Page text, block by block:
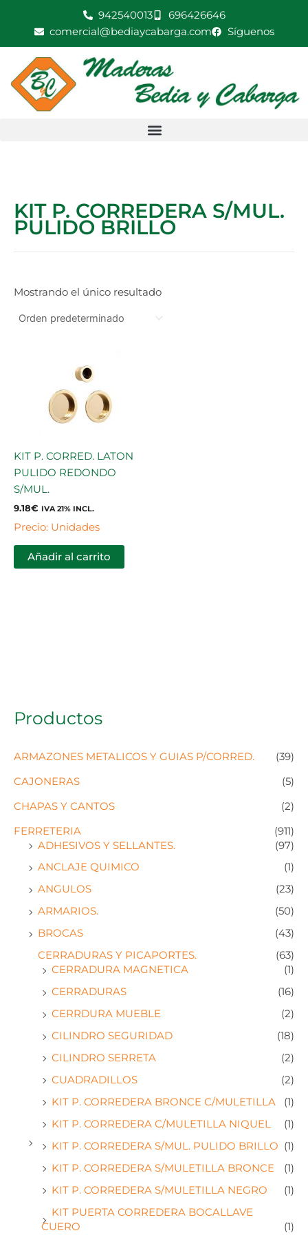
942540013
696426646
comercial@bediaycabarga.com
Síguenos
Productos
ARMAZONES METALICOS Y GUIAS P/CORRED.
(39)
CAJONERAS
(5)
CHAPAS Y CANTOS
(2)
FERRETERIA
(911)
ADHESIVOS Y SELLANTES.
(97)
ANCLAJE QUIMICO
(1)
ANGULOS
(23)
ARMARIOS.
(50)
BROCAS
(43)
CERRADURAS Y PICAPORTES.
(63)
CERRADURA MAGNETICA
(1)
CERRADURAS
(16)
CERRDURA MUEBLE
(2)
CILINDRO SEGURIDAD
(18)
CILINDRO SERRETA
(2)
CUADRADILLOS
(2)
KIT P. CORREDERA BRONCE C/MULETILLA
(1)
KIT P. CORREDERA C/MULETILLA NIQUEL
(1)
KIT P. CORREDERA S/MUL. PULIDO BRILLO (1)
KIT P. CORREDERA S/MULETILLA BRONCE
(1)
KIT P. CORREDERA S/MULETILLA NEGRO
(1)
KIT PUERTA CORREDERA BOCALLAVE
CUERO
(1)
KIT P. CORREDERA S/MUL.
PULIDO BRILLO
Mostrando el único resultado
KIT P. CORRED. LATON
PULIDO REDONDO
S/MUL.
9.18€ IVA 21% INCL.
Precio: Unidades
Añadir al carrito